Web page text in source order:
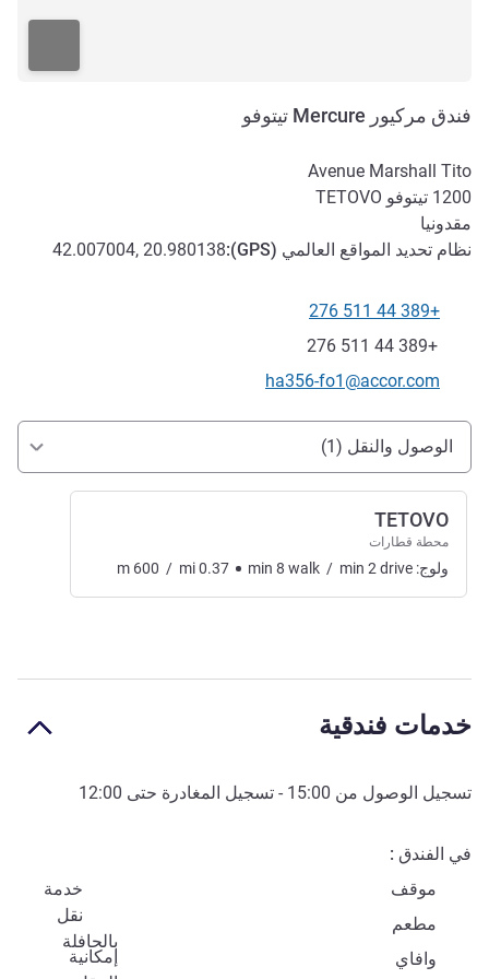
فندق مركيور Mercure تيتوفو
Avenue Marshall Tito
1200 تيتوفو TETOVO
مقدونيا
نظام تحديد المواقع العالمي (GPS
):
42.007004, 20.980138
الهاتف
+389 44 511 276
فاكس
+389 44 511 276
تواصل معنا عبر البريد الإلكتروني
ha356-fo1@accor.com
الوصول والتنقل
الوصول والنقل (1)
TETOVO
محطة قطارات
ولوج: m 600 / mi0.37 min 8 walk / min 2 drive
خدمات فندقية
تسجيل الوصول من 15:00 - تسجيل المغادرة حتى 12:00
في الفندق
موقف
خدمة
نقل
بالحافلة
مطعم
إمكانية
وافاي